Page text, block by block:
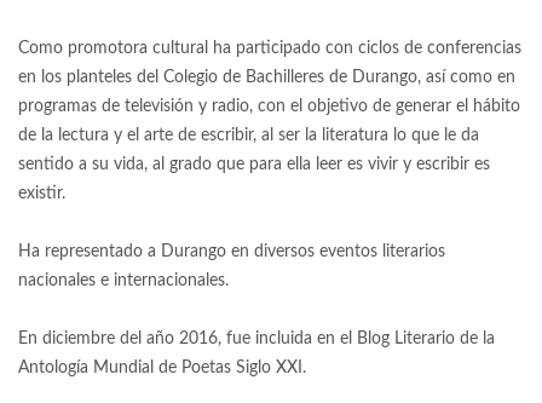
Como promotora cultural ha participado con ciclos de conferencias
en los planteles del Colegio de Bachilleres de Durango, así como en
programas de televisión y radio, con el objetivo de generar el hábito
de la lectura y el arte de escribir, al ser la literatura lo que le da
sentido a su vida, al grado que para ella leer es vivir y escribir es
existir.
Ha representado a Durango en diversos eventos literarios
nacionales e internacionales.
En diciembre del año 2016, fue incluida en el Blog Literario de la
Antología Mundial de Poetas Siglo XXI.